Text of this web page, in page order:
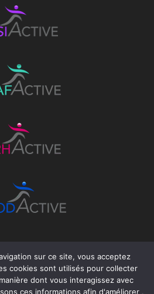
sur ce site, vous acceptez
cookies sont utilisés pour collecter
dont vous interagissez avec
ces informations afin d'améliorer